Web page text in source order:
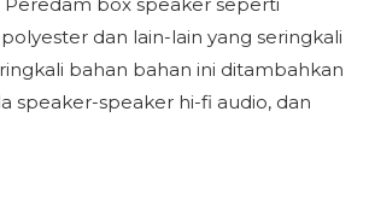
dan lain-lain yang seringkali
bahan bahan ini ditambahkan
speaker-speaker hi-fi audio, dan